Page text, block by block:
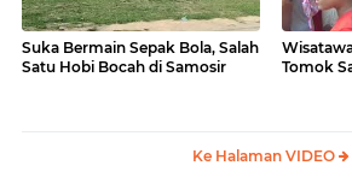
Suka Bermain Sepak Bola, Salah
Satu Hobi Bocah di Samosir
Tomok
Ke Halaman VIDEO